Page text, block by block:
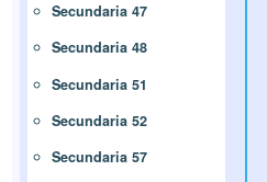
Secundaria 47
Secundaria 48
Secundaria 51
Secundaria 52
Secundaria 57